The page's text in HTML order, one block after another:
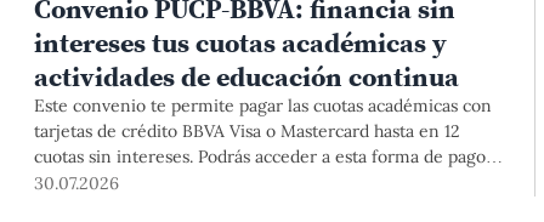
Convenio PUCP-BBVA: financia sin
intereses tus cuotas académicas y
actividades de educación continua
Este convenio te permite pagar las cuotas académicas con
tarjetas de crédito BBVA Visa o Mastercard hasta en 12
cuotas sin intereses. Podrás acceder a esta forma de pago
hasta el 31 de diciembre del 2026 para pregrado y posgrado,
30.07.2026